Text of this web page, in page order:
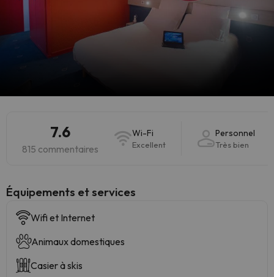
7.6
815 commentaires
Wi-Fi
Excellent
Personnel
Très bien
​Équipements et services
Wifi et Internet
Animaux domestiques
Casier à skis